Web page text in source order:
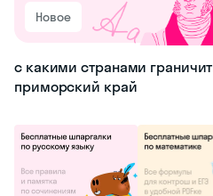
Новое
с какими странами граничит
приморский край